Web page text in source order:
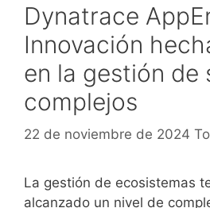
Dynatrace
Innovación
en la gestión de
complejos
22 de noviembre de 2024
La gestión de ecosistemas
alcanzado un nivel de